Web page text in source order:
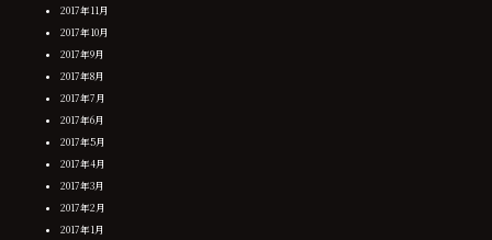
2017年11月
2017年10月
2017年9月
2017年8月
2017年7月
2017年6月
2017年5月
2017年4月
2017年3月
2017年2月
2017年1月